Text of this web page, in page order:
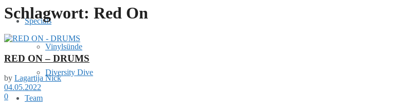
Specials
Vinylsünde
Diversity Dive
Team
Schlagwort: Red On
RED ON – DRUMS
by Lagartija Nick
04.05.2022
0